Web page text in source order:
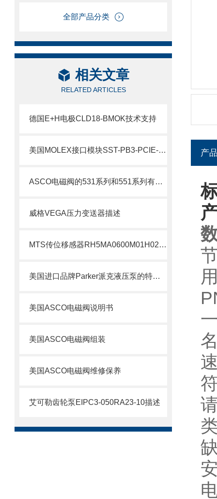
全部产品分类
相关文章
RELATED ARTICLES
德国E+H电极CLD18-BMOK技术支持
美国MOLEX接口模块SST-PB3-PCIE-2 产品解析
ASCO电磁阀的531系列和551系列有什么差别
威格VEGA压力变送器描述
MTS传位移感器RH5MA0600M01H021S1011G8现货支持
美国进口品牌Parker派克液压泵的特点及用途
美国ASCO电磁阀说明书
美国ASCO电磁阀组装
美国ASCO电磁阀维修保养
艾可勒齿轮泵EIPC3-050RA23-10描述
产